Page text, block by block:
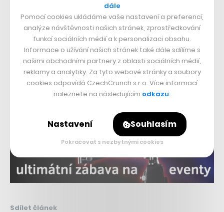
foto:TC/Flickr
Sdílet článek
dále
Pomocí cookies ukládáme vaše nastavení a preferencí,
analýze návštěvnosti našich stránek, zprostředkování
funkcí sociálních médií a k personalizaci obsahu.
Informace o užívání našich stránek také dále sdílíme s
našimi obchodními partnery z oblasti sociálních médií,
reklamy a analytiky. Za tyto webové stránky a soubory
cookies odpovídá CzechCrunch s.r.o. Více informací
naleznete na následujícím odkazu.
Nastavení Souhlasím
Pokračovat s nezbytnými cookies